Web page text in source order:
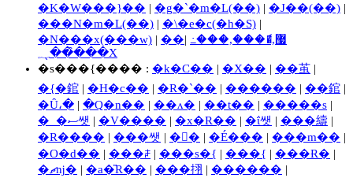
�K�W���}�� | �g�`�m�L(��) | �J��(��) |
���N�m�L(��) | �\�e�c(�h�S) |
�N���x(���w) | ��޷,�ެ���,���߸ |
���̑��̖؁X
�s���{���� : �k�C�� | �X�� | ��茧 |
�{�錧 | �H�c�� | �R�`�� | ������ | ��錧 |
�Ȗ،� | �Q�n�� | ��ʌ� | ��t�� | �����s |
�_�ސ쌧 | �V���� | �x�R�� | �ΐ쌧 | ���䌧 |
�R���� | ���쌧 | �򕌌� | �É��� | ���m�� |
�O�d�� | ���ꌧ | ���s�{ | ���{ | ���Ɍ� |
�ޗǌ� | �a�̎R�� | ���挧 | ������ |